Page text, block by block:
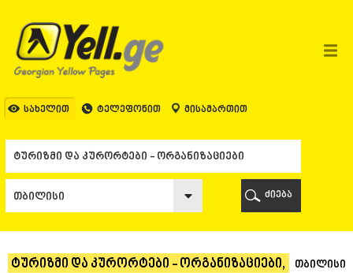
სახელით ტელეფონით მისამართით
ᲗᲑᲘᲚᲘᲡᲘ
ᲗᲑᲘᲚᲘᲡᲘ
ᲐᲤᲮᲐᲖᲔᲗᲘ
ᲒᲐᲚᲘ
ᲑᲐᲗᲣᲛᲘ
ᲥᲝᲑᲣᲚᲔᲗᲘ
ᲨᲣᲐᲮᲔᲕᲘ
ᲩᲐᲥᲕᲘ
ᲝᲖᲣᲠᲒᲔᲗᲘ
ᲩᲝᲮᲐᲢᲐᲣᲠᲘ
ძიება
ტურიზმი და კურორტები - ორგანიზაციები, თბილისი